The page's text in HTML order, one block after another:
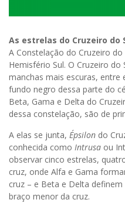
As estrelas do Cruzeiro do
A Constelação do Cruzeiro
Hemisfério Sul. O Cruzeiro
manchas mais escuras, entre
fundo negro dessa parte do
Beta, Gama e Delta do
dessa constelação, são de
A elas se junta, Épsilon do
conhecida como Intrusa ou
observar cinco estrelas,
cruz, onde Alfa e Gama
cruz – e Beta e Delta
braço menor da cruz.